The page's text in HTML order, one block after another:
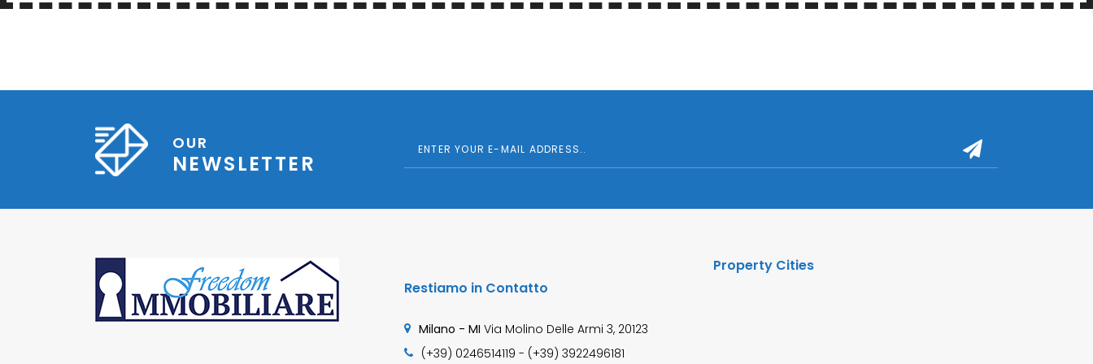
OUR
NEWSLETTER
Restiamo in Contatto
Milano - MI Via Molino Delle Armi 3, 20123
(+39) 0246514119 - (+39) 3922496181
Property Cities